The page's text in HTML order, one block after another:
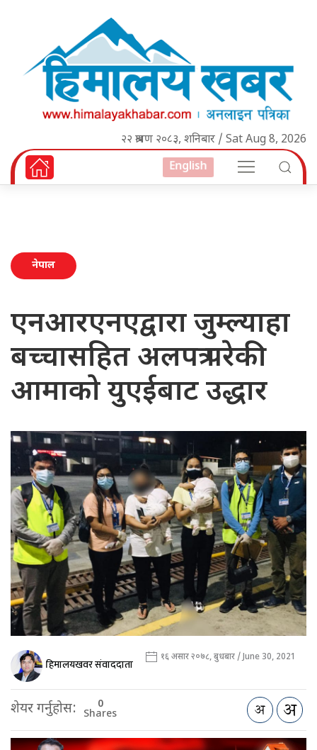
२२ श्रावण २०८३, शनिबार / Sat Aug 8, 2026
English
नेपाल
एनआरएनएद्वारा जुम्ल्याहा
बच्चासहित अलपत्र परेकी
आमाको युएईबाट उद्धार
हिमालयखवर संवाददाता १६ असार २०७८, बुधबार / June 30, 2021
शेयर गर्नुहोस: 0
Shares